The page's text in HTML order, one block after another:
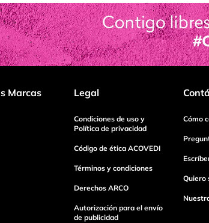
Marcas Legal
Condiciones de uso y
Política de privacidad
Código de ética ACOVEDI
Términos y condiciones
Derechos ARCO
Autorización para el envío
de publicidad
Cómo
Quiero